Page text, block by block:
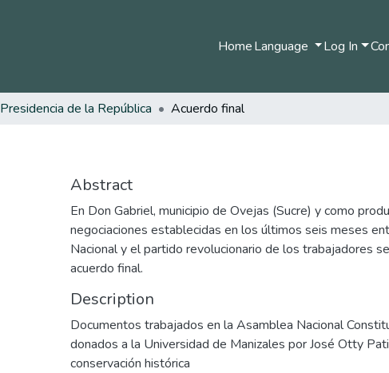
HomeLanguage Log In
Presidencia de la República Acuerdo final
Abstract
En Don Gabriel, municipio de Ovejas (Sucre) y como
negociaciones establecidas en los últimos seis meses
Nacional y el partido revolucionario de los trabajadores
acuerdo final.
Description
Documentos trabajados en la Asamblea Nacional
donados a la Universidad de Manizales por José Otty
conservación histórica